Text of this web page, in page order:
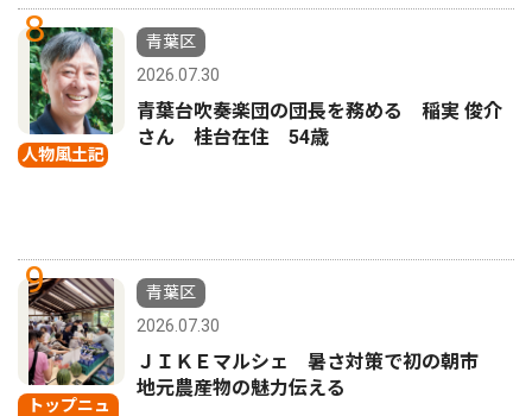
8
人物風土記
青葉区
2026.07.30
青葉台吹奏楽団の団長を務める 稲実 俊介
さん 桂台在住 54歳
9
トップニュ
青葉区
2026.07.30
ＪＩＫＥマルシェ 暑さ対策で初の朝市
地元農産物の魅力伝える